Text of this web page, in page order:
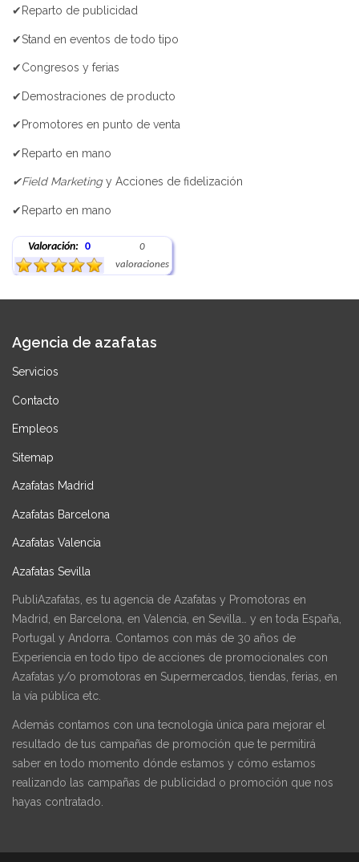
✔Reparto de publicidad
✔Stand en eventos de todo tipo
✔Congresos y ferias
✔Demostraciones de producto
✔Promotores en punto de venta
✔Reparto en mano
✔Field Marketingy Acciones de fidelización
✔Reparto en mano
Valoración: 0
0
valoraciones
Agencia de azafatas
Servicios
Contacto
Empleos
Sitemap
Azafatas Madrid
Azafatas Barcelona
Azafatas Valencia
Azafatas Sevilla
PubliAzafatas, es tu agencia de Azafatas y Promotoras en
Madrid, en Barcelona, en Valencia, en Sevilla… y en toda España,
Portugal y Andorra. Contamos con más de 30 años de
Experiencia en todo tipo de acciones de promocionales con
Azafatas y/o promotoras en Supermercados, tiendas, ferias, en
la vía pública etc.
Además contamos con una tecnología única para mejorar el
resultado de tus campañas de promoción que te permitirá
saber en todo momento dónde estamos y cómo estamos
realizando las campañas de publicidad o promoción que nos
hayas contratado.